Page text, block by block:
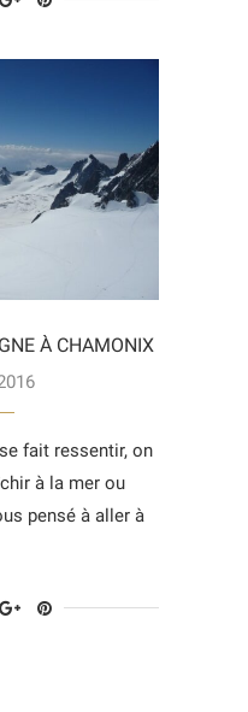
À CHAMONIX
fait ressentir, on
à la mer ou
pensé à aller à